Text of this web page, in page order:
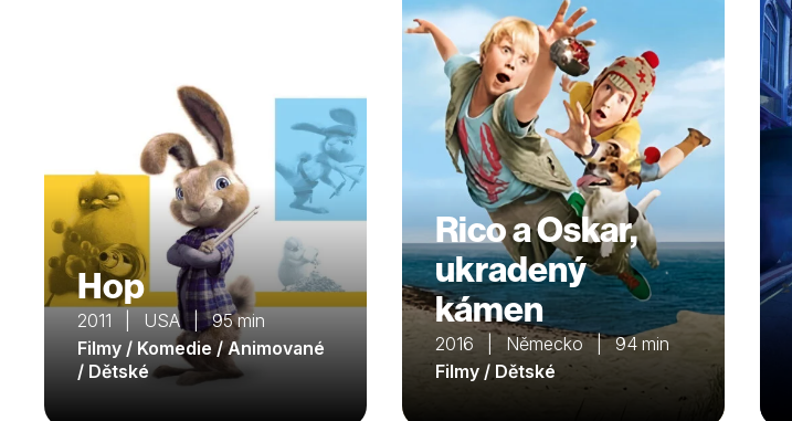
Hop
2011 | USA | 95 min
Filmy / Komedie / Animované
/ Dětské
Rico a Oskar,
ukradený
kámen
2016 | Německo | 94 min
Filmy / Dětské